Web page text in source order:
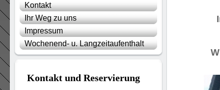
Kontakt
Ihr Weg zu uns
Impressum
Wochenend- u. Langzeitaufenthalt
Kontakt und Reservierung